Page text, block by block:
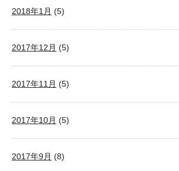
2018年1月 (5)
2017年12月 (5)
2017年11月 (5)
2017年10月 (5)
2017年9月 (8)